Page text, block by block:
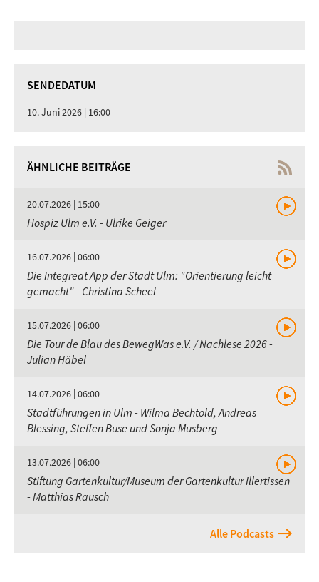
SENDEDATUM
10. Juni 2026 | 16:00
ÄHNLICHE BEITRÄGE
20.07.2026 | 15:00
Hospiz Ulm e.V. - Ulrike Geiger
16.07.2026 | 06:00
Die Integreat App der Stadt Ulm: "Orientierung leicht
gemacht" - Christina Scheel
15.07.2026 | 06:00
Die Tour de Blau des BewegWas e.V. / Nachlese 2026 -
Julian Häbel
14.07.2026 | 06:00
Stadtführungen in Ulm - Wilma Bechtold, Andreas
Blessing, Steffen Buse und Sonja Musberg
13.07.2026 | 06:00
Stiftung Gartenkultur/Museum der Gartenkultur Illertissen
- Matthias Rausch
Alle Podcasts